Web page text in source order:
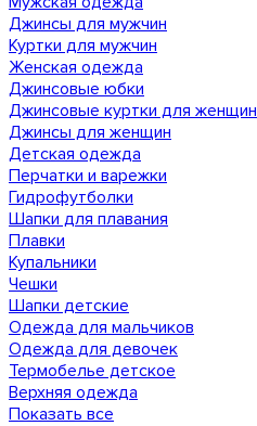
Джинсы для мужчин
Куртки для мужчин
Женская одежда
Джинсовые юбки
Джинсовые куртки для женщин
Джинсы для женщин
Детская одежда
Перчатки и варежки
Гидрофутболки
Шапки для плавания
Плавки
Купальники
Чешки
Шапки детские
Одежда для мальчиков
Одежда для девочек
Термобелье детское
Верхняя одежда
Показать все